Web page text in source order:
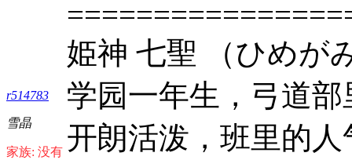
r514783
雪晶
家族: 没有
姫神 七聖 （ひめ
学园一年生，弓道
开朗活泼，班里的人